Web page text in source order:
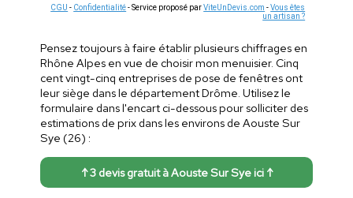
CGU - Confidentialité- Service proposé parViteUnDevis.com -Vous êtes
un artisan ?
Pensez toujours à faire établir plusieurs chiffrages en
Rhône Alpes en vue de choisir mon menuisier. Cinq
cent vingt-cinq entreprises de pose de fenêtres ont
leur siège dans le département Drôme. Utilisez le
formulaire dans l'encart ci-dessous pour solliciter des
estimations de prix dans les environs de Aouste Sur
Sye (26) :
↑ 3 devis gratuit à Aouste Sur Sye ici ↑